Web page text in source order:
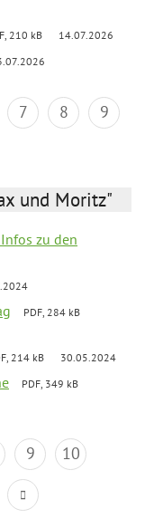
210 kB 14.07.2026
7 8
9
und Moritz"
zu den
PDF, 284 kB
214 kB 30.05.2024
PDF, 349 kB
9
10